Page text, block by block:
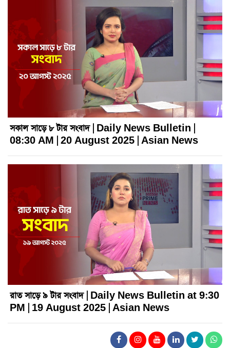
সকাল সাড়ে ৮ টার সংবাদ | Daily News Bulletin |
08:30 AM | 20 August 2025 | Asian News
রাত সাড়ে ৯ টার সংবাদ | Daily News Bulletin at 9:30
PM | 19 August 2025 | Asian News